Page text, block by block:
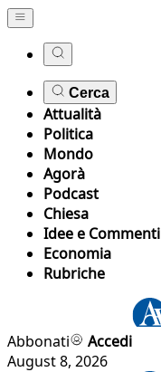
Cerca
Attualità
Politica
Mondo
Agorà
Podcast
Chiesa
Idee e Commenti
Economia
Rubriche
Abbonati
Accedi
August 8, 2026